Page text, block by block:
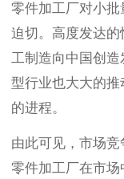
零件加工厂对小
迫切。高度发达
工制造向中国创
型行业也大大的
的进程。
由此可见，市场
零件加工厂在市